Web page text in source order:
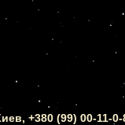
+380 (99) 00-11-